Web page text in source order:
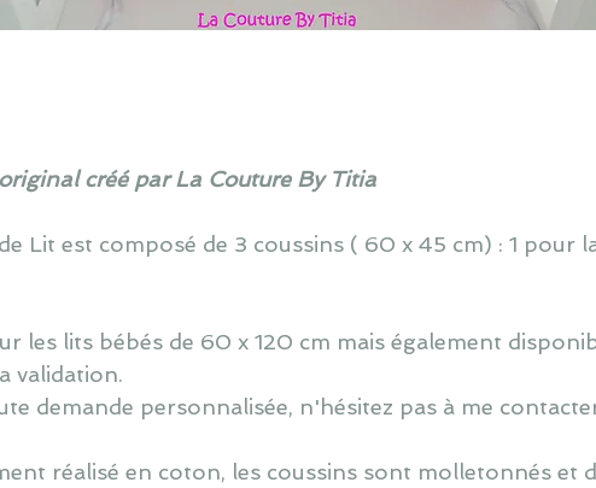
créé par La Couture By Titia
Lit est composé de 3 coussins ( 60 x 45 cm) : 1 pour
les lits bébés de 60 x 120 cm mais également
validation.
demande personnalisée, n'hésitez pas à me
réalisé en coton, les coussins sont molletonnés et